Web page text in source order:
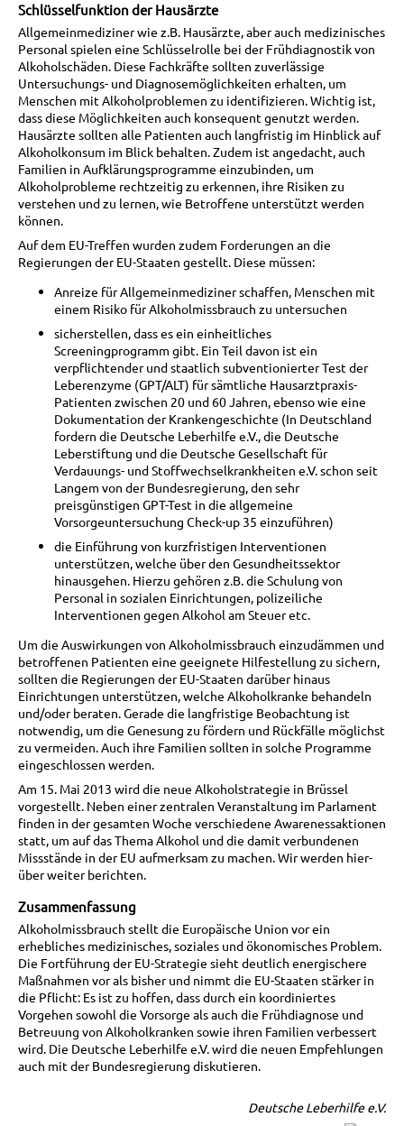
Schlüsselfunktion der Hausärzte
Allgemeinmediziner wie z.B. Hausärzte, aber auch medizinisches
Personal spielen eine Schlüsselrolle bei der Frühdiagnostik von
Alkoholschäden. Diese Fachkräfte sollten zuverlässige
Untersuchungs- und Diagnosemöglichkeiten erhalten, um
Menschen mit Alkoholproblemen zu identifizieren. Wichtig ist,
dass diese Möglichkeiten auch konsequent genutzt werden.
Hausärzte sollten alle Patienten auch langfristig im Hinblick auf
Alkoholkonsum im Blick behalten. Zudem ist angedacht, auch
Familien in Aufklärungsprogramme einzubinden, um
Alkoholprobleme rechtzeitig zu erkennen, ihre Risiken zu
verstehen und zu lernen, wie Betroffene unterstützt werden
können.
Auf dem EU-Treffen wurden zudem Forderungen an die
Regierungen der EU-Staaten gestellt. Diese müssen:
Anreize für Allgemeinmediziner schaffen, Menschen mit
einem Risiko für Alkoholmissbrauch zu untersuchen
sicherstellen, dass es ein einheitliches
Screeningprogramm gibt. Ein Teil davon ist ein
verpflichtender und staatlich subventionierter Test der
Leberenzyme (GPT/ALT) für sämtliche Hausarztpraxis-
Patienten zwischen 20 und 60 Jahren, ebenso wie eine
Dokumentation der Krankengeschichte (In Deutschland
fordern die Deutsche Leberhilfe e.V., die Deutsche
Leberstiftung und die Deutsche Gesellschaft für
Verdauungs- und Stoffwechselkrankheiten e.V. schon seit
Langem von der Bundesregierung, den sehr
preisgünstigen GPT-Test in die allgemeine
Vorsorgeuntersuchung Check-up 35 einzuführen)
die Einführung von kurzfristigen Interventionen
unterstützen, welche über den Gesundheitssektor
hinausgehen. Hierzu gehören z.B. die Schulung von
Personal in sozialen Einrichtungen, polizeiliche
Interventionen gegen Alkohol am Steuer etc.
Um die Auswirkungen von Alkoholmissbrauch einzudämmen und
betroffenen Patienten eine geeignete Hilfestellung zu sichern,
sollten die Regierungen der EU-Staaten darüber hinaus
Einrichtungen unterstützen, welche Alkoholkranke behandeln
und/oder beraten. Gerade die langfristige Beobachtung ist
notwendig, um die Genesung zu fördern und Rückfälle möglichst
zu vermeiden. Auch ihre Familien sollten in solche Programme
eingeschlossen werden.
Am 15. Mai 2013 wird die neue Alkoholstrategie in Brüssel
vorgestellt. Neben einer zentralen Veranstaltung im Parlament
finden in der gesamten Woche verschiedene Awarenessaktionen
statt, um auf das Thema Alkohol und die damit verbundenen
Missstände in der EU aufmerksam zu machen. Wir werden hier-
über weiter berichten.
Zusammenfassung
Alkoholmissbrauch stellt die Europäische Union vor ein
erhebliches medizinisches, soziales und ökonomisches Problem.
Die Fortführung der EU-Strategie sieht deutlich energischere
Maßnahmen vor als bisher und nimmt die EU-Staaten stärker in
die Pflicht: Es ist zu hoffen, dass durch ein koordiniertes
Vorgehen sowohl die Vorsorge als auch die Frühdiagnose und
Betreuung von Alkoholkranken sowie ihren Familien verbessert
wird. Die Deutsche Leberhilfe e.V. wird die neuen Empfehlungen
auch mit der Bundesregierung diskutieren.
Deutsche Leberhilfe e.V.